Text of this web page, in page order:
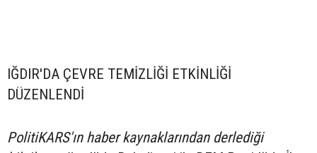
IĞDIR'DA ÇEVRE TEMİZLİĞİ ETKİNLİĞİ
DÜZENLENDİ
PolitiKARS'ın haber kaynaklarından derlediği